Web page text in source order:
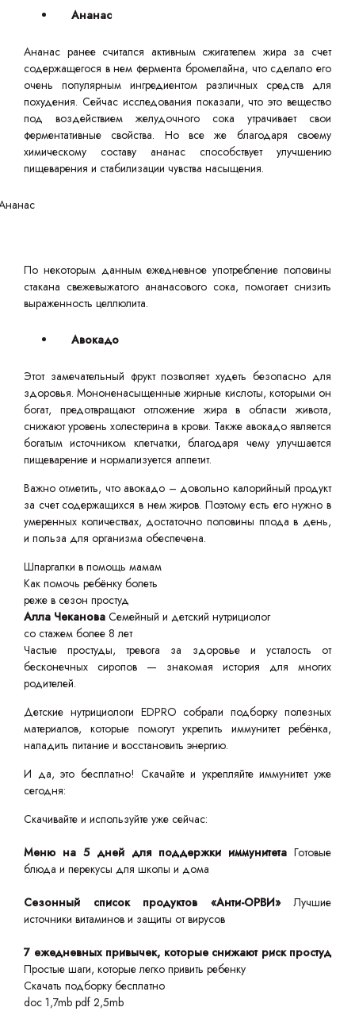
Ананас
Ананас ранее считался активным сжигателем жира за счет
содержащегося в нем фермента бромелайна, что сделало его
очень популярным ингредиентом различных средств для
похудения. Сейчас исследования показали, что это вещество
под воздействием желудочного сока утрачивает свои
ферментативные свойства. Но все же благодаря своему
химическому составу ананас способствует улучшению
пищеварения и стабилизации чувства насыщения.
По некоторым данным ежедневное употребление половины
стакана свежевыжатого ананасового сока, помогает снизить
выраженность целлюлита.
Авокадо
Этот замечательный фрукт позволяет худеть безопасно для
здоровья. Мононенасыщенные жирные кислоты, которыми он
богат, предотвращают отложение жира в области живота,
снижают уровень холестерина в крови. Также авокадо является
богатым источником клетчатки, благодаря чему улучшается
пищеварение и нормализуется аппетит.
Важно отметить, что авокадо – довольно калорийный продукт
за счет содержащихся в нем жиров. Поэтому есть его нужно в
умеренных количествах, достаточно половины плода в день,
и польза для организма обеспечена.
Шпаргалки в помощь мамам
Как помочь ребёнку болеть
реже в сезон простуд
Алла Чеканова Семейный и детский нутрициолог
со стажем более 8 лет
Частые простуды, тревога за здоровье и усталость от
бесконечных сиропов — знакомая история для многих
родителей.
Детские нутрициологи EDPRO собрали подборку полезных
материалов, которые помогут укрепить иммунитет ребёнка,
наладить питание и восстановить энергию.
И да, это бесплатно! Скачайте и укрепляйте иммунитет уже
сегодня:
Скачивайте и используйте уже сейчас:
Меню на 5 дней для поддержки иммунитета Готовые
блюда и перекусы для школы и дома
Сезонный список продуктов «Анти-ОРВИ»
Лучшие
источники витаминов и защиты от вирусов
7 ежедневных привычек, которые снижают риск простуд
Простые шаги, которые легко привить ребенку
Скачать подборку бесплатно
doc 1,7mb pdf 2,5mb